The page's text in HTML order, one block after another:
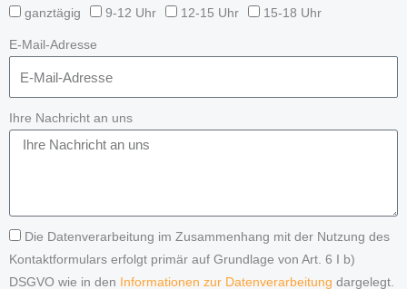
ganztägig
9-12 Uhr 12-15 Uhr 15-18 Uhr
E-Mail-Adresse
Ihre Nachricht an uns
Die Datenverarbeitung im Zusammenhang mit der Nutzung des
Kontaktformulars erfolgt primär auf Grundlage von Art. 6 I b)
DSGVO wie in den
Informationen zur Datenverarbeitung dargelegt.